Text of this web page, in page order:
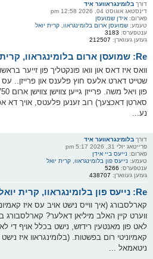
דורך בלומינגראווער איד
דינסטאג אוגוסט 04, 2026 12:58 pm
פארום: אידן שמועסן
טעמע: שמועסן ארום בלומינגראוו, קרית יואל
ענטפערס: 3183
געזען געווארן: 212507
Re: שמועסן ארום בלומינגראוו, קרית יואל
וואס איז דאס און וואו פונקטליך פון זייער
שטייט דארט אלעס חוץ פלענס און פרייזן..
סארטן דאכצעך) רוב זענען פלעטס, אויך דא
נע...
דורך בלומינגראווער איד
פרייטאג יולי 31, 2026 5:17 pm
פארום: נייעס ביי אידן
טעמע: נייעס פון בלומינגראוו, קרית יואל
ענטפערס: 5266
געזען געווארן: 438707
Re: נייעס פון בלומינגראוו, קרית יואל
קארלסבורג (איך ווייס נישט אויב עס איז
ווערט קיין האלב מיליאן דאלער? קארלסבורג
לאט פון מאנטעין רידזש, נישט בכלל אויף די
קאמיוניטי רום בפשטות. (בלומינגראוו איז נישט
ניטאמאל ...